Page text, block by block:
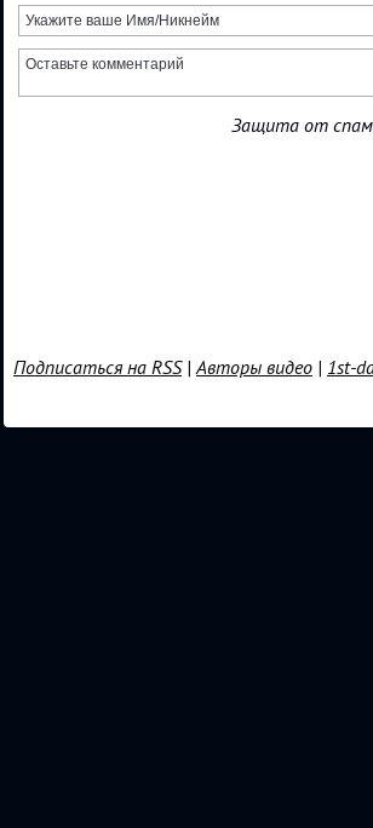
Защита от
Подписаться на RSS|Авторы видео | 1st-